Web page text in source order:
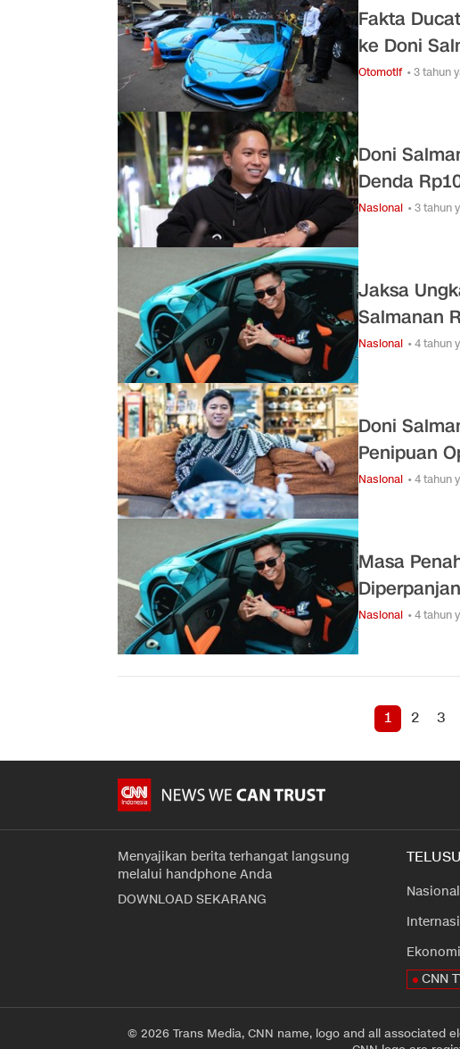
Fakta
ke Doni
Otomotif • 3 tahun
Doni
Denda
Nasional • 3 tahun
Jaksa
Salmanan
Nasional • 4 tahun
Doni
Penipuan
Nasional • 4 tahun
Masa
Nasional • 4 tahun
1 2 3
Menyajikan berita terhangat langsung
melalui handphone Anda
DOWNLOAD SEKARANG
Nasional
Ekonomi
CNN
© 2026 Trans Media, CNN name, logo and all associated